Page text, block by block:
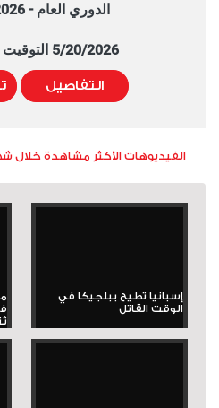
الدوري العام - 2025/2026
5/20/2026 التوقيت 8:00 PM
التفاصيل
الفيديوهات الأكثر مشاهدة خلال
إسبانيا تطيح ببلجيكا في
الوقت القاتل